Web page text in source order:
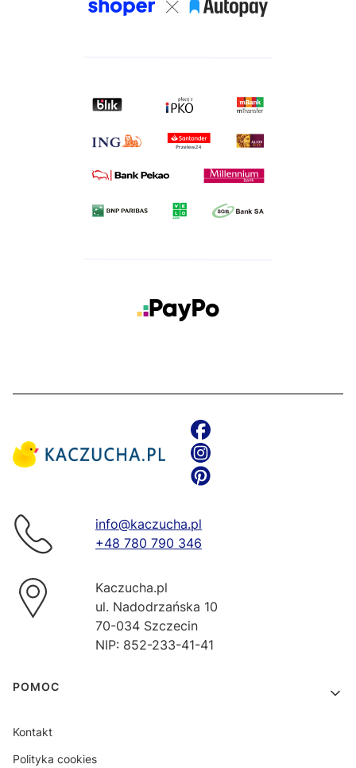
info@kaczucha.pl
+48 780 790 346
Kaczucha.pl
ul. Nadodrzańska 10
70-034 Szczecin
NIP: 852-233-41-41
Linki w stopce
POMOC
Kontakt
Polityka cookies